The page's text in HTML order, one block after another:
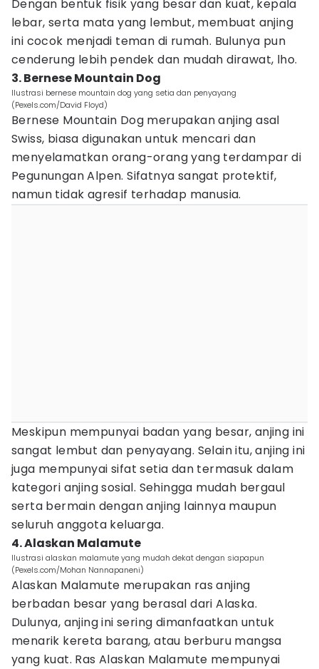
Dengan bentuk fisik yang besar dan kuat, kepala
lebar, serta mata yang lembut, membuat anjing
ini cocok menjadi teman di rumah. Bulunya pun
cenderung lebih pendek dan mudah dirawat, lho.
3. Bernese Mountain Dog
Ilustrasi bernese mountain dog yang setia dan penyayang
(Pexels.com/David Floyd)
Bernese Mountain Dog merupakan anjing asal
Swiss, biasa digunakan untuk mencari dan
menyelamatkan orang-orang yang terdampar di
Pegunungan Alpen. Sifatnya sangat protektif,
namun tidak agresif terhadap manusia.
Meskipun mempunyai badan yang besar, anjing ini
sangat lembut dan penyayang. Selain itu, anjing ini
juga mempunyai sifat setia dan termasuk dalam
kategori anjing sosial. Sehingga mudah bergaul
serta bermain dengan anjing lainnya maupun
seluruh anggota keluarga.
4. Alaskan Malamute
Ilustrasi alaskan malamute yang mudah dekat dengan siapapun
(Pexels.com/Mohan Nannapaneni)
Alaskan Malamute merupakan ras anjing
berbadan besar yang berasal dari Alaska.
Dulunya, anjing ini sering dimanfaatkan untuk
menarik kereta barang, atau berburu mangsa
yang kuat. Ras Alaskan Malamute mempunyai